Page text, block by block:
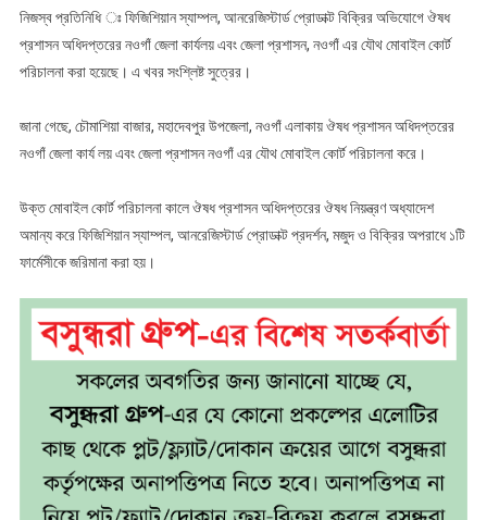
বিক্রির
অভিযোগে
জরিমানা
নিজস্ব প্রতিনিধি ঃ ফিজিশিয়ান স্যাম্পল, আনরেজিস্টার্ড প্রোডাক্ট বিক্রির অভিযোগে ঔষধ
প্রশাসন অধিদপ্তরের নওগাঁ জেলা কার্যলয় এবং জেলা প্রশাসন, নওগাঁ এর যৌথ মোবাইল কোর্ট
পরিচালনা করা হয়েছে। এ খবর সংশ্লিষ্ট সুত্রের।
জানা গেছে, চৌমাশিয়া বাজার, মহাদেবপুর উপজেলা, নওগাঁ এলাকায় ঔষধ প্রশাসন অধিদপ্তরের
নওগাঁ জেলা কার্য লয় এবং জেলা প্রশাসন নওগাঁ এর যৌথ মোবাইল কোর্ট পরিচালনা করে।
উক্ত মোবাইল কোর্ট পরিচালনা কালে ঔষধ প্রশাসন অধিদপ্তরের ঔষধ নিয়ন্ত্রণ অধ্যাদেশ
অমান্য করে ফিজিশিয়ান স্যাম্পল, আনরেজিস্টার্ড প্রোডাক্ট প্রদর্শন, মজুদ ও বিক্রির অপরাধে ১টি
ফার্মেসীকে জরিমানা করা হয়।